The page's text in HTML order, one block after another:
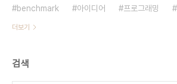
benchmark
아이디어 프로그래밍
더보기
검색